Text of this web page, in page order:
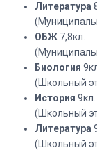
Литература
ОБЖ 7,8кл.
Биология
(Школьный
История 9кл.
(Школьный
Литература
(Школьный